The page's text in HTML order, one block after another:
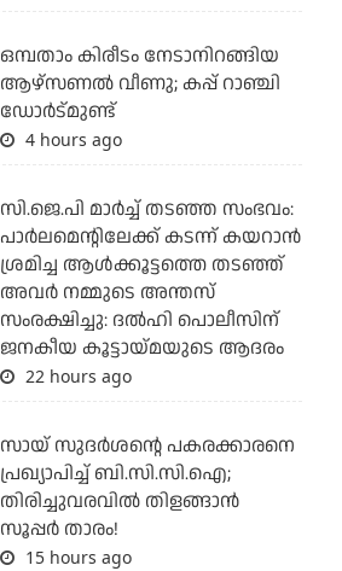
ഒമ്പതാം കിരീടം നേടാനിറങ്ങിയ
ആഴ്സണല്‍ വീണു; കപ്പ് റാഞ്ചി
ഡോര്‍ട്മുണ്ട്
4 hours ago
സി.ജെ.പി മാര്‍ച്ച് തടഞ്ഞ സംഭവം:
പാര്‍ലമെന്റിലേക്ക് കടന്ന് കയറാന്‍
ശ്രമിച്ച ആള്‍ക്കൂട്ടത്തെ തടഞ്ഞ്
അവര്‍ നമ്മുടെ അന്തസ്
സംരക്ഷിച്ചു: ദല്‍ഹി പൊലീസിന്
ജനകീയ കൂട്ടായ്മയുടെ ആദരം
22 hours ago
സായ് സുദര്‍ശന്റെ പകരക്കാരനെ
പ്രഖ്യാപിച്ച് ബി.സി.സി.ഐ;
തിരിച്ചുവരവില്‍ തിളങ്ങാന്‍
സൂപ്പര്‍ താരം!
15 hours ago